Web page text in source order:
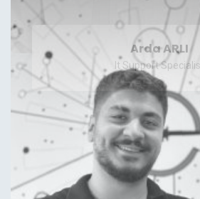
Arda ARLI
It Support